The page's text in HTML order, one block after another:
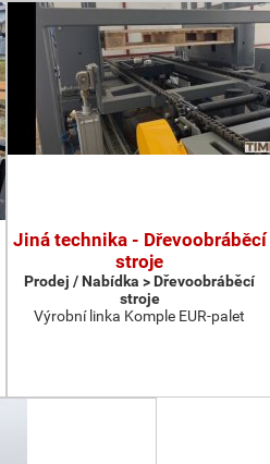
Jiná technika - Dřevoobráběcí
stroje
Prodej / Nabídka > Dřevoobráběcí
stroje
Výrobní linka Komple EUR-palet